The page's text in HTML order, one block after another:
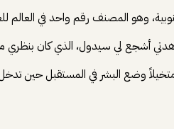
أشجع لي سيدول، الذي كان بنظري
وضع البشر في المستقبل حين تدخل